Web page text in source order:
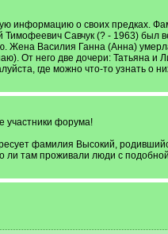
информацию о своих предках.
Савчук (? - 1963) был
Жена Василия Ганна (Анна)
От него две дочери: Татьяна и
где можно что-то узнать о
участники форума!
фамилия Высокий,
ли там проживали люди с